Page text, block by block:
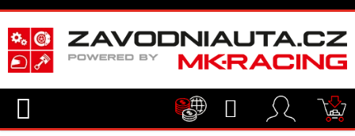
Přejít
na
obsah
Hledat